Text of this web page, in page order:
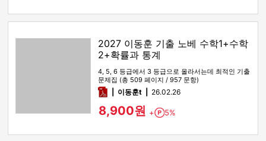
2027 이동훈 기출 노베 수학1+수학
2+확률과 통계
4, 5, 6 등급에서 3 등급으로 올라서는데 최적인 기출
문제집 (총 509 페이지 / 957 문항)
pdf이동훈t 26.02.26
8,900원 + Point
5%